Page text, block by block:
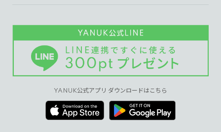
YANUK公式アプリ ダウンロードはこちら